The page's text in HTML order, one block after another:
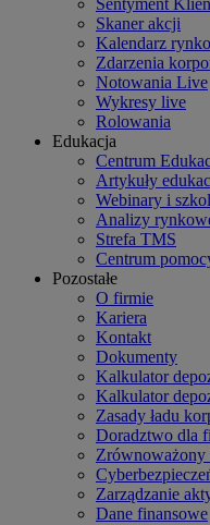
Sentyment
Skaner akcji
Kalendarz
Zdarzenia
Notowania Live
Wykresy live
Rolowania
Edukacja
Centrum
Artykuły
Webinary i
Analizy
Strefa TMS
Centrum
Pozostałe
O firmie
Kariera
Kontakt
Dokumenty
Kalkulator
Kalkulator
Zasady ładu
Doradztwo dla
Zrównoważony
Zarządzanie
Dane finansowe